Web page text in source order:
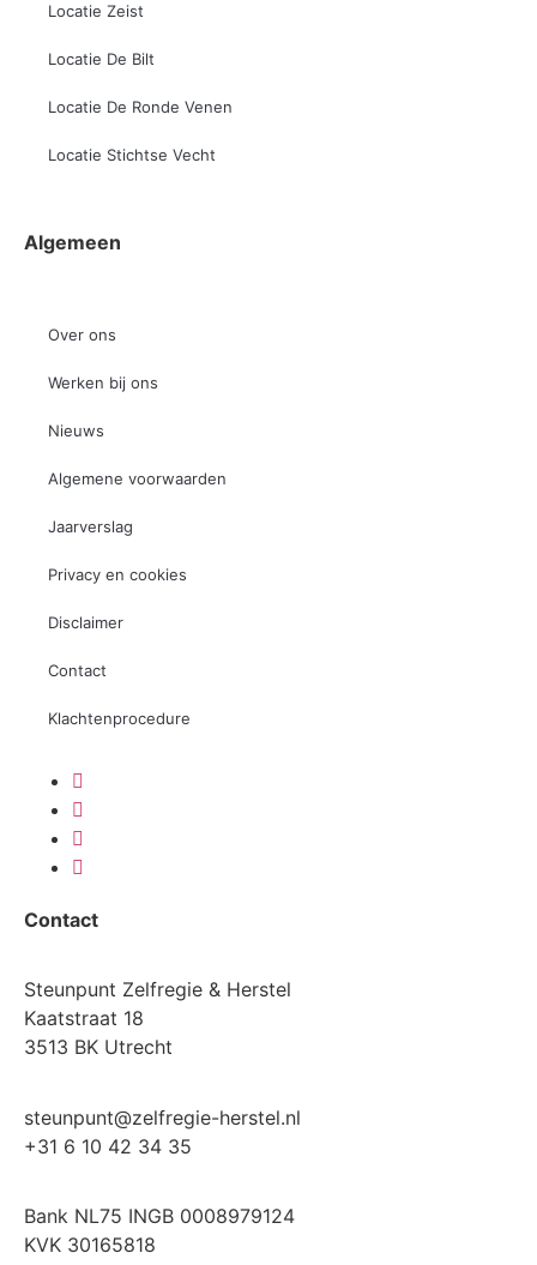
Locatie Zeist
Locatie De Bilt
Locatie De Ronde Venen
Locatie Stichtse Vecht
Algemeen
Over ons
Werken bij ons
Nieuws
Algemene voorwaarden
Jaarverslag
Privacy en cookies
Disclaimer
Contact
Klachtenprocedure
Contact
Steunpunt Zelfregie & Herstel
Kaatstraat 18
3513 BK Utrecht
steunpunt@zelfregie-herstel.nl
+31 6 10 42 34 35
Bank NL75 INGB 0008979124
KVK 30165818